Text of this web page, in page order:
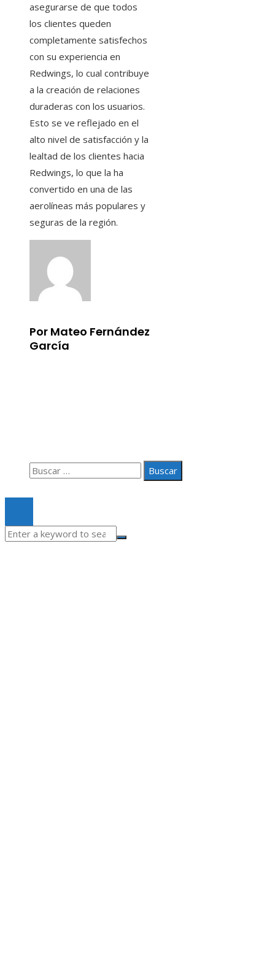
asegurarse de que todos
los clientes queden
completamente satisfechos
con su experiencia en
Redwings, lo cual contribuye
a la creación de relaciones
duraderas con los usuarios.
Esto se ve reflejado en el
alto nivel de satisfacción y la
lealtad de los clientes hacia
Redwings, lo que la ha
convertido en una de las
aerolíneas más populares y
seguras de la región.
Por Mateo Fernández
García
Buscar: